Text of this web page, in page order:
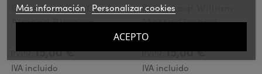
Bolsa Loqi Van Gogh
Almond Blossom
PVPR:15,00 €
IVA incluido
Bolsa Loqi William
Morris Orchad
PVPR:15,00 €
IVA incluido
Más información Personalizar cookies
ACEPTO